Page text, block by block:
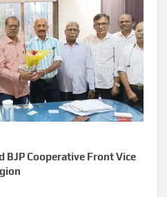
BJP Cooperative Front Vice